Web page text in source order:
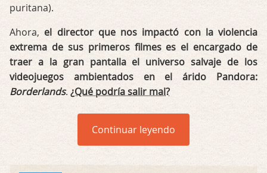
puritana).
Ahora, el director que nos impactó con la violencia
extrema de sus primeros filmes es el encargado de
traer a la gran pantalla el universo salvaje de los
videojuegos ambientados en el árido Pandora:
Borderlands. ¿Qué podría salir mal?
Continuar leyendo